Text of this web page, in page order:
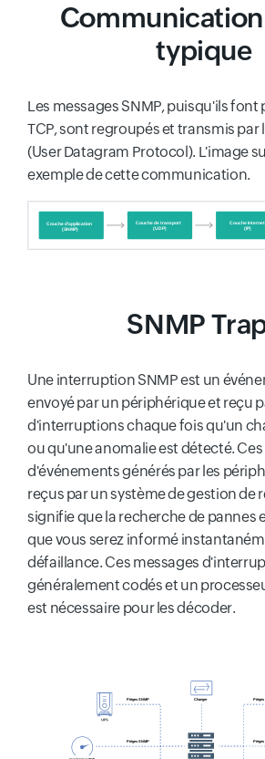
typique
Les messages SNMP, puisqu'ils font
TCP, sont regroupés et transmis par
(User Datagram Protocol). L'image
exemple de cette communication.
SNMP
Une interruption SNMP est un
envoyé par un périphérique et reçu
d'interruptions chaque fois qu'un
ou qu'une anomalie est détecté.
d'événements générés par les
reçus par un système de gestion de
signifie que la recherche de pannes
que vous serez informé
défaillance. Ces messages
généralement codés et un
est nécessaire pour les décoder.